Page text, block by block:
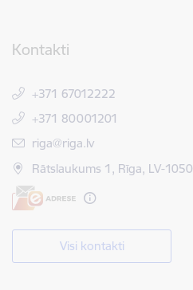
Kontakti
+371 67012222
+371 80001201
E-pasts:
riga@riga.lv
Rātslaukums 1, Rīga, LV-1050
Visi kontakti